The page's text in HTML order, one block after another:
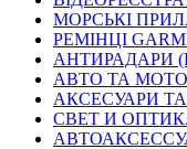
МОРСЬКІ
РЕМІНЦІ
АНТИРАДАРИ
АВТО ТА МОТО
АКСЕСУАРИ
СВЕТ И